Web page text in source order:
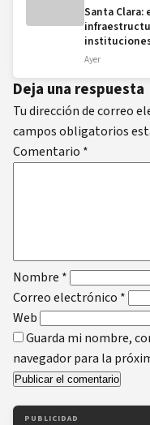
Santa
Ayer
Deja una respuesta
Tu dirección de correo
campos obligatorios
Comentario *
Nombre *
Correo electrónico *
Web
Guarda mi nombre,
navegador para la
PUBLICIDAD